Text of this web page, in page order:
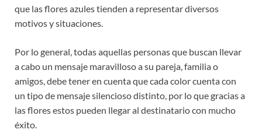
que las flores azules tienden a representar diversos
motivos y situaciones.
Por lo general, todas aquellas personas que buscan llevar
a cabo un mensaje maravilloso a su pareja, familia o
amigos, debe tener en cuenta que cada color cuenta con
un tipo de mensaje silencioso distinto, por lo que gracias a
las flores estos pueden llegar al destinatario con mucho
éxito.